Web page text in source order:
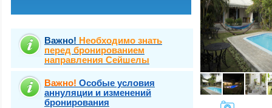
Важно! Необходимо знать
перед бронированием
направления Сейшелы
Важно! Особые условия
аннуляции и изменений
бронирования